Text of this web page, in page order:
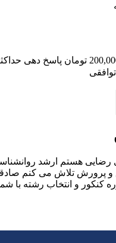
تومان پاسخ دهی حداکثر 6 ساعت
هستم ارشد
پرورش تلاش می کنم
کنکور و انتخاب رشته با